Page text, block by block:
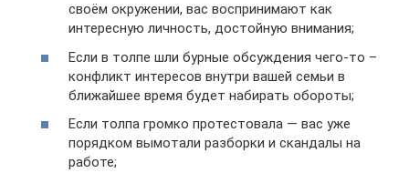
своём окружении, вас воспринимают как
интересную личность, достойную внимания;
Если в толпе шли бурные обсуждения чего-то –
конфликт интересов внутри вашей семьи в
ближайшее время будет набирать обороты;
Если толпа громко протестовала — вас уже
порядком вымотали разборки и скандалы на
работе;